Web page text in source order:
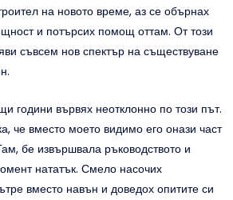
на новото време, аз се обърнах
и потърсих помощ оттам. От този
съвсем нов спектър на съществуване
години вървях неотклонно по този път.
че вместо моето видимо его онази част
бе извършвала ръководството и
нататък. Смело насочих
вместо навън и доведох опитите си